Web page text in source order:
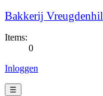
Bakkerij Vreugdenhil
Items:
0
Inloggen
☰